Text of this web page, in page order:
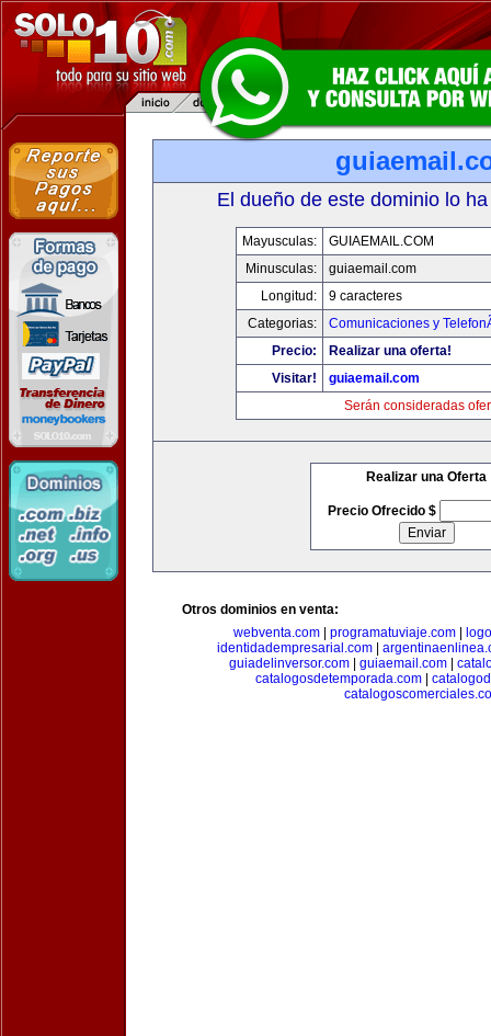
El dueño de este dominio lo
Mayusculas:
GUIAEMAIL.COM
Minusculas:
guiaemail.com
Longitud:
9 caracteres
Categorias:
Comunicaciones y
Precio:
Realizar una oferta!
Visitar!
guiaemail.com
Serán consideradas
Realizar una Oferta
Precio Ofrecido $
Otros dominios en venta:
webventa.com
programatuviaje.com
identidadempresarial.com
guiadelinversor.com| guiaemail.com|
catalogosdetemporada.com|